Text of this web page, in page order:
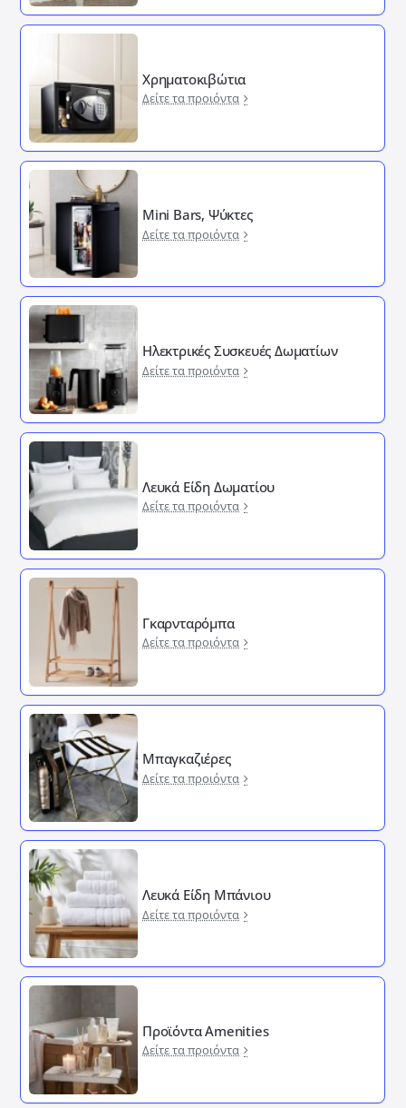
Χρηματοκιβώτια
Δείτε τα προιόντα
Mini Bars, Ψύκτες
Δείτε τα προιόντα
Ηλεκτρικές Συσκευές Δωματίων
Δείτε τα προιόντα
Λευκά Είδη Δωματίου
Δείτε τα προιόντα
Γκαρνταρόμπα
Δείτε τα προιόντα
Μπαγκαζιέρες
Δείτε τα προιόντα
Λευκά Είδη Μπάνιου
Δείτε τα προιόντα
Προϊόντα Amenities
Δείτε τα προιόντα